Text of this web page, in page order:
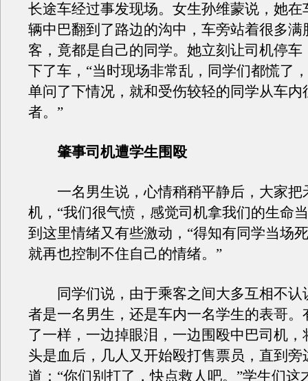
长途车经过事发现场。女生孙维蒙说，她在
辆中巴翻到了路边的沟中，车旁站着很多满
客，竟都是自己的同学。她立刻让司机停车
下了车，“当时现场非常乱，同学们都慌了
单问了下情况，就和受伤较轻的同学从车内
者。”
肇事司机遭学生围殴
一名男生说，心情稍稍平静后，大家把
机，“我们很气愤，感觉司机拿我们的生命
到这里情绪又有些激动，“得知有同学当场
就再也控制不住自己的情绪。”
同学们说，由于乘客之间大多互相不认
者是一名男生，还是车内一名学生的表哥。
了一样，一边掉眼泪，一边围殴中巴司机，
头是血后，几人又开始殴打售票员，直到旁
道：“你们别打了，快点救人吧。”学生们这